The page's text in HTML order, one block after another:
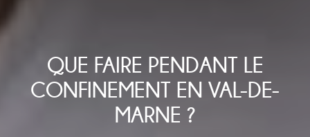
QUE FAIRE PENDANT LE
CONFINEMENT EN VAL-DE-
MARNE ?